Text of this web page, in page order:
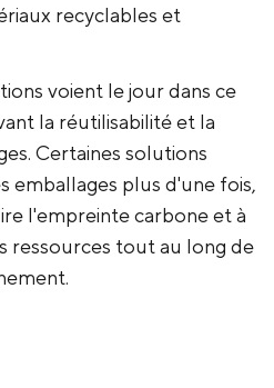
recyclables et
voient le jour dans ce
la réutilisabilité et la
Certaines solutions
emballages plus d'une fois,
l'empreinte carbone et à
ressources tout au long de